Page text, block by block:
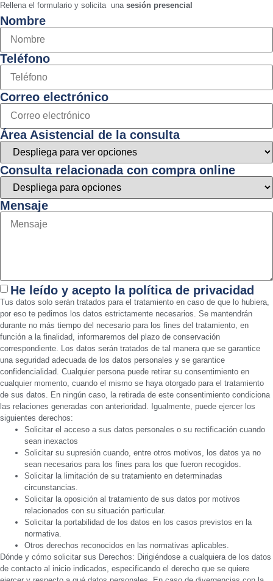
Rellena el formulario y solicita una sesión presencial
Nombre
Teléfono
Correo electrónico
Área Asistencial de la consulta
Consulta relacionada con compra online
Mensaje
He leído y acepto la política de privacidad
Tus datos solo serán tratados para el tratamiento en caso de que lo hubiera,
por eso te pedimos los datos estrictamente necesarios. Se mantendrán
durante no más tiempo del necesario para los fines del tratamiento, en
función a la finalidad, informaremos del plazo de conservación
correspondiente. Los datos serán tratados de tal manera que se garantice
una seguridad adecuada de los datos personales y se garantice
confidencialidad. Cualquier persona puede retirar su consentimiento en
cualquier momento, cuando el mismo se haya otorgado para el tratamiento
de sus datos. En ningún caso, la retirada de este consentimiento condiciona
las relaciones generadas con anterioridad. Igualmente, puede ejercer los
siguientes derechos:
Solicitar el acceso a sus datos personales o su rectificación cuando
sean inexactos
Solicitar su supresión cuando, entre otros motivos, los datos ya no
sean necesarios para los fines para los que fueron recogidos.
Solicitar la limitación de su tratamiento en determinadas
circunstancias.
Solicitar la oposición al tratamiento de sus datos por motivos
relacionados con su situación particular.
Solicitar la portabilidad de los datos en los casos previstos en la
normativa.
Otros derechos reconocidos en las normativas aplicables.
Dónde y cómo solicitar sus Derechos: Dirigiéndose a cualquiera de los datos
de contacto al inicio indicados, especificando el derecho que se quiere